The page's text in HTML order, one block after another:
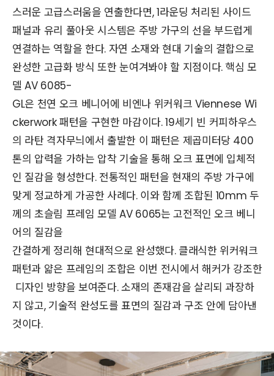
스러운 고급스러움을 연출한다면, 1라운딩 처리된 사이드
패널과 유리 풀아웃 시스템은 주방 가구의 선을 부드럽게
연결하는 역할을 한다. 자연 소재와 현대 기술의 결합으로
완성한 고급화 방식 또한 눈여겨봐야 할 지점이다. 핵심 모
델 AV 6085-
GL은 천연 오크 베니어에 비엔나 위커워크 Viennese Wi
ckerwork 패턴을 구현한 마감이다. 19세기 빈 커피하우스
의 라탄 격자무늬에서 출발한 이 패턴은 제곱미터당 400
톤의 압력을 가하는 압착 기술을 통해 오크 표면에 입체적
인 질감을 형성한다. 전통적인 패턴을 현재의 주방 가구에
맞게 정교하게 가공한 사례다. 이와 함께 조합된 10mm 두
께의 초슬림 프레임 모델 AV 6065는 고전적인 오크 베니
어의 질감을
간결하게 정리해 현대적으로 완성했다. 클래식한 위커워크
패턴과 얇은 프레임의 조합은 이번 전시에서 해커가 강조한
디자인 방향을 보여준다. 소재의 존재감을 살리되 과장하
지 않고, 기술적 완성도를 표면의 질감과 구조 안에 담아낸
것이다.